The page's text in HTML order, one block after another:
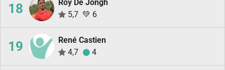
18
Roy De Jongh
5,7 💚 6
19
René Castien
4,7
4